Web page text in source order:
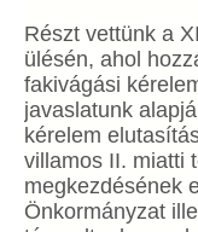
Részt vettünk a
ülésén, ahol
fakivágási
javaslatunk
kérelem
villamos II. miatti
megkezdésének
Önkormányzat